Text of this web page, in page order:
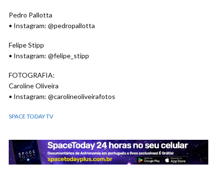
Pedro Pallotta
• Instagram: @pedropallotta
Felipe Stipp
• Instagram: @felipe_stipp
FOTOGRAFIA:
Caroline Oliveira
• Instagram: @carolineoliveirafotos
SPACE TODAY TV